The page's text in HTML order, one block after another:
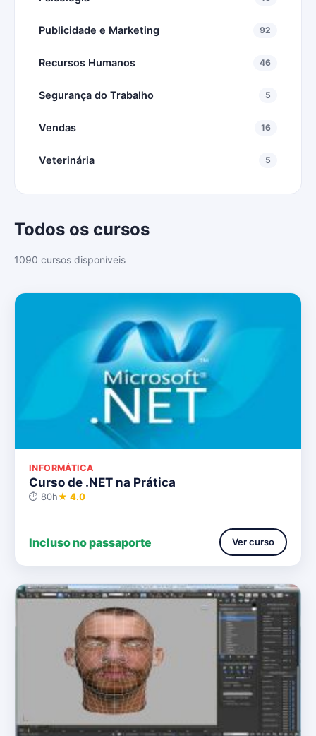
Publicidade e Marketing 92
Recursos Humanos 46
Segurança do Trabalho 5
Vendas 16
Veterinária 5
Todos os cursos
1090 cursos disponíveis
INFORMÁTICA
Curso de .NET na Prática
⏱ 80h★ 4.0
Incluso no passaporte Ver curso